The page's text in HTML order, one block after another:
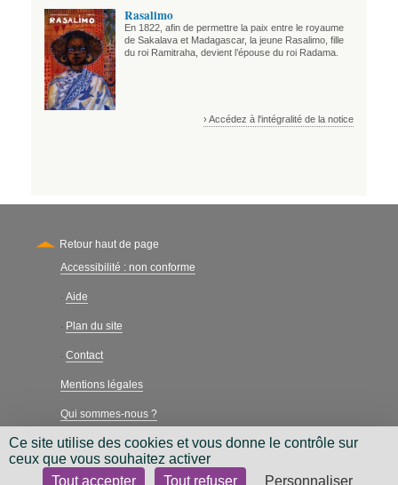
Rasalimo
En 1822, afin de permettre la paix entre le royaume
de Sakalava et Madagascar, la jeune Rasalimo, fille
du roi Ramitraha, devient l’épouse du roi Radama.
› Accédez à l'intégralité de la notice
Retour haut de page
Secondary
Accessibilité : non conforme
- Aide
- Plan du site
- Contact
Mentions légales
Qui sommes-nous ?
Charte néthique
Ce site utilise des cookies et vous donne le contrôle sur
ceux que vous souhaitez activer
Tout accepter
Tout refuser Personnaliser